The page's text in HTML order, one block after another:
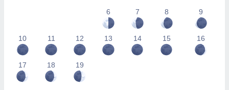
6
7 8 9
10 11 12 13 14 15 16
17 18 19